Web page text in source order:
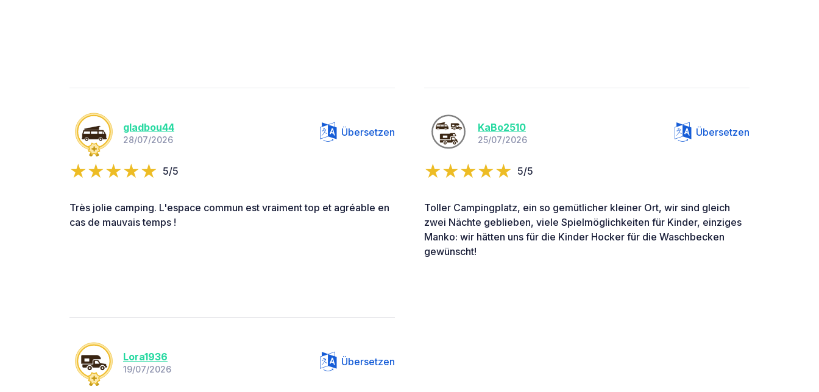
gladbou44
28/07/2026
Übersetzen
5/5
Très jolie camping. L'espace commun est vraiment top et agréable en
cas de mauvais temps !
KaBo2510
25/07/2026
Übersetzen
5/5
Toller Campingplatz, ein so gemütlicher kleiner Ort, wir sind gleich
zwei Nächte geblieben, viele Spielmöglichkeiten für Kinder, einziges
Manko: wir hätten uns für die Kinder Hocker für die Waschbecken
gewünscht!
Lora1936
19/07/2026
Übersetzen